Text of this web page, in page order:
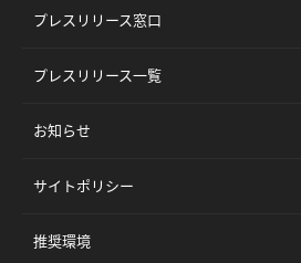
プレスリリース窓口
プレスリリース一覧
お知らせ
サイトポリシー
推奨環境